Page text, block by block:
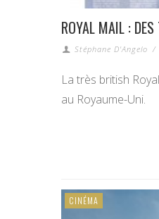
ROYAL MAIL :
Stéphane D'Angelo /
La très british
au Royaume-Uni.
CINÉMA